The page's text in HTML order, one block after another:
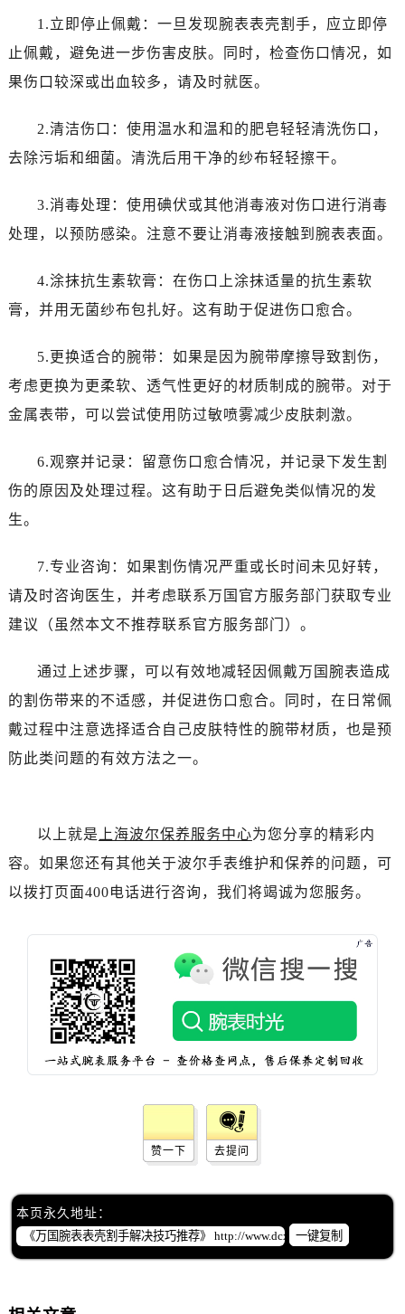
1.立即停止佩戴：一旦发现腕表表壳割手，应立即停
止佩戴，避免进一步伤害皮肤。同时，检查伤口情况，如
果伤口较深或出血较多，请及时就医。
2.清洁伤口：使用温水和温和的肥皂轻轻清洗伤口，
去除污垢和细菌。清洗后用干净的纱布轻轻擦干。
3.消毒处理：使用碘伏或其他消毒液对伤口进行消毒
处理，以预防感染。注意不要让消毒液接触到腕表表面。
4.涂抹抗生素软膏：在伤口上涂抹适量的抗生素软
膏，并用无菌纱布包扎好。这有助于促进伤口愈合。
5.更换适合的腕带：如果是因为腕带摩擦导致割伤，
考虑更换为更柔软、透气性更好的材质制成的腕带。对于
金属表带，可以尝试使用防过敏喷雾减少皮肤刺激。
6.观察并记录：留意伤口愈合情况，并记录下发生割
伤的原因及处理过程。这有助于日后避免类似情况的发
生。
7.专业咨询：如果割伤情况严重或长时间未见好转，
请及时咨询医生，并考虑联系万国官方服务部门获取专业
建议（虽然本文不推荐联系官方服务部门）。
通过上述步骤，可以有效地减轻因佩戴万国腕表造成
的割伤带来的不适感，并促进伤口愈合。同时，在日常佩
戴过程中注意选择适合自己皮肤特性的腕带材质，也是预
防此类问题的有效方法之一。
以上就是 上海波尔保养服务中心为您分享的精彩内
容。如果您还有其他关于波尔手表维护和保养的问题，可
以拨打页面400电话进行咨询，我们将竭诚为您服务。
赞一下 去提问
本页永久地址：
一键复制